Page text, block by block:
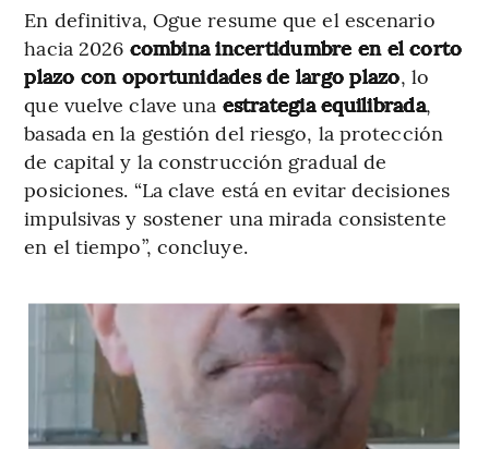
En definitiva, Ogue resume que el escenario
hacia 2026 combina incertidumbre en el corto
plazo con oportunidades de largo plazo, lo
que vuelve clave una estrategia equilibrada,
basada en la gestión del riesgo, la protección
de capital y la construcción gradual de
posiciones. “La clave está en evitar decisiones
impulsivas y sostener una mirada consistente
en el tiempo”, concluye.